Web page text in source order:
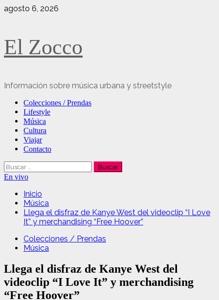
Saltar
agosto 6, 2026
El Zocco
Información sobre música urbana y streetstyle
Menú
principal
Colecciones / Prendas
Lifestyle
Música
Cultura
Viajar
Contacto
Buscar:
En vivo
Inicio
Música
Llega el disfraz de Kanye West del videoclip “I Love
It” y merchandising “Free Hoover”
Colecciones / Prendas
Música
Llega el disfraz de Kanye West del
videoclip “I Love It” y merchandising
“Free Hoover”